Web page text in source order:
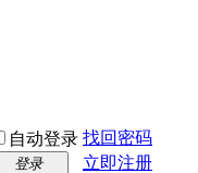
自动登录 找回密码
登录
立即注册